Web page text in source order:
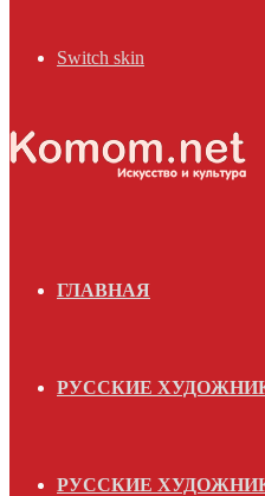
Switch skin
ГЛАВНАЯ
РУССКИЕ
РУССКИЕ